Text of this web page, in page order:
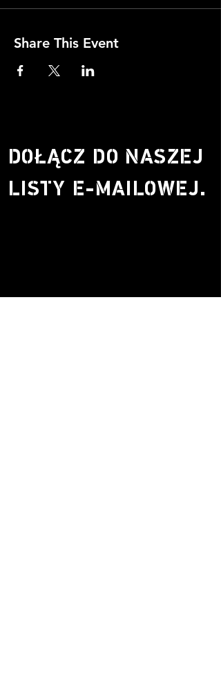
Share This Event
DOŁĄCZ DO NASZEJ
LISTY E-MAILOWEJ.